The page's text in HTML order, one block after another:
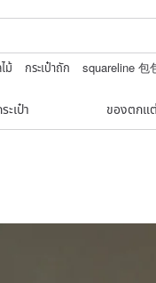
ม้ กระเป๋าถัก
squareline 包
ะเป๋า ของตกแ